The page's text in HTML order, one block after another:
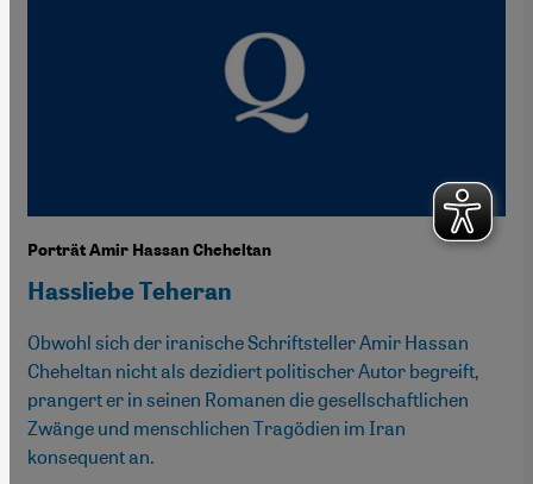
Porträt Amir Hassan Cheheltan
Hassliebe Teheran
Obwohl sich der iranische Schriftsteller Amir Hassan
Cheheltan nicht als dezidiert politischer Autor begreift,
prangert er in seinen Romanen die gesellschaftlichen
Zwänge und menschlichen Tragödien im Iran
konsequent an.